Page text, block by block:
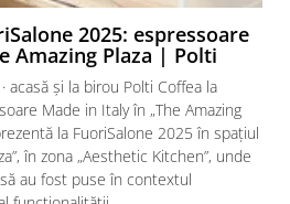
2025: espressoare
Amazing Plaza | Polti
acasă și la birou Polti Coffea la
Made in Italy în „The Amazing
la FuoriSalone 2025 în spațiul
în zona „Aesthetic Kitchen”, unde
au fost puse în contextul